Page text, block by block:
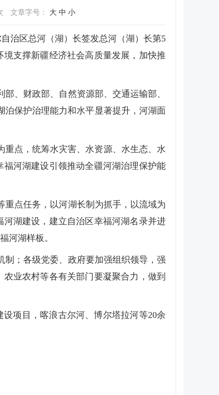
文章字号： 大 中 小
治区总河（湖）长签发总河（湖）长第5
支撑新疆经济社会高质量发展，加快推
、财政部、自然资源部、交通运输部、
泊保护治理能力和水平显著提升，河湖面
点，统筹水灾害、水资源、水生态、水
河湖建设引领推动全疆河湖治理保护能
点任务，以河湖长制为抓手，以流域为
湖建设，建立自治区幸福河湖名录并进
河湖样板。
；各级党委、政府要加强组织领导，强
业农村等各有关部门要凝聚合力，做到
项目，喀浪古尔河、博尔塔拉河等20余